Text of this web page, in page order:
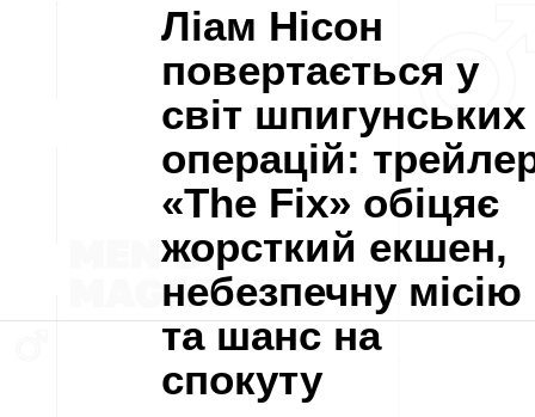
Ліам Нісон
повертається у
світ шпигунських
операцій:
«The Fix» обіцяє
жорсткий екшен,
небезпечну місію
та шанс на
спокуту